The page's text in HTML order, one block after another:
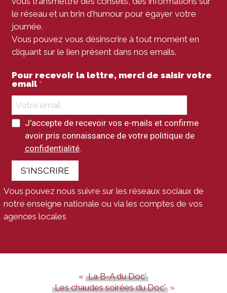
le réseau et un brin d'humour pour égayer votre
journée.
Vous pouvez vous désinscrire à tout moment en
cliquant sur le lien présent dans nos emails.
Pour recevoir la lettre, merci de saisir votre
email
J'accepte de recevoir vos e-mails et confirme
avoir pris connaissance de votre politique de
confidentialité.
S'INSCRIRE
Vous pouvez nous suivre sur les réseaux sociaux de
notre enseigne nationale ou via les comptes de vos
agences locales
La B-A du Doc'
Les chaudes soirées du Doc'